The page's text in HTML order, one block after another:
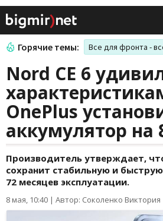
Горячие темы: Все для фронта -
Nord CE 6
OnePlus
аккумулятор на
Производитель утверждает,
сохранит стабильную и
72 месяцев эксплуатации.
8 мая, 10:40 | Автор: Соколенко Виктория